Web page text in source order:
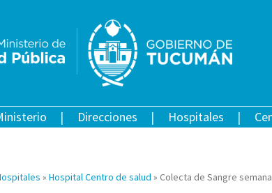
Direcciones Hospitales
» Hospital Centro de salud » Colecta de Sangre